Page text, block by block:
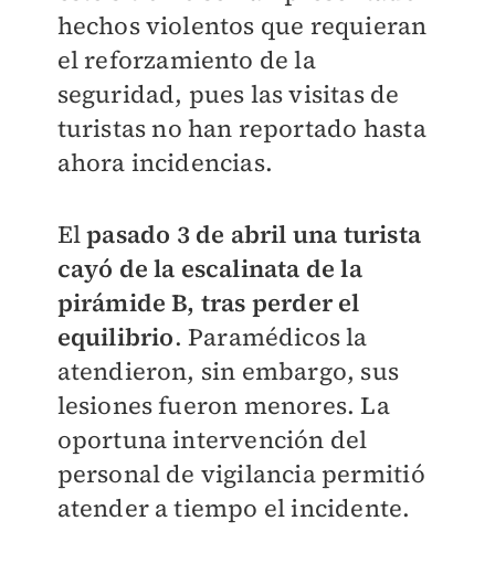
hechos violentos que requieran
el reforzamiento de la
seguridad, pues las visitas de
turistas no han reportado hasta
ahora incidencias.
Elpasado 3 de abril una turista
cayó de la escalinata de la
pirámide B, tras perder el
equilibrio. Paramédicos la
atendieron, sin embargo, sus
lesiones fueron menores. La
oportuna intervención del
personal de vigilancia permitió
atender a tiempo el incidente.